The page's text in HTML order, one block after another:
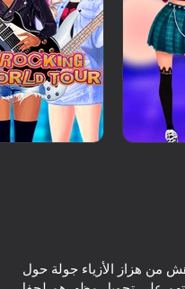
المزيد من الألعاب
من هزاز الأزياء جولة حول